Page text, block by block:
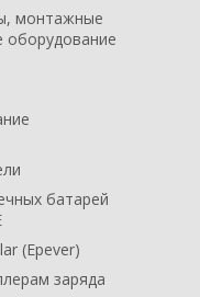
монтажные
оборудование
батарей
(Epever)
заряда